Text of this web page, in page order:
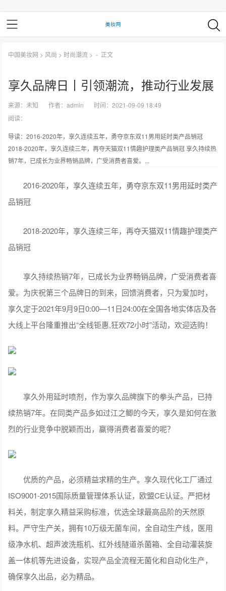
中国美妆网 > 风尚 > 时尚潮流 > - 正文
享久品牌日丨引领潮流，推动行业发展
来源：未知 作者：admin
时间：2021-09-09 18:49
阅读：
导读：2016-2020年，享久连续五年，勇夺京东双11男用延时类产品销冠
2018-2020年，享久连续三年，再夺天猫双11情趣护理类产品销冠 享久持续热
销7年，已成长为业界畅销品牌，广受消费者喜爱。...
2016-2020年，享久连续五年，勇夺京东双11男用延时类产
品销冠
2018-2020年，享久连续三年，再夺天猫双11情趣护理类产
品销冠
享久持续热销7年，已成长为业界畅销品牌，广受消费者喜
爱。为庆祝第三个品牌日的到来，回馈消费者，只为爱加时，
享久定于2021年9月9日0:00—11日24:00在全国各地实体店及各
大线上平台隆重推出“全线钜惠,狂欢72小时”活动，欢迎选购！
享久外用延时喷剂，作为享久品牌旗下的拳头产品，已持
续热销7年。在同类产品多如过江之鲫的今天，享久是如何在激
烈的行业竞争中脱颖而出，赢得消费者喜爱的呢？
优质的产品，必须精益求精的生产。享久现代化工厂通过
ISO9001-2015国际质量管理体系认证，欧盟CE认证。严把材
料关，制定享久精益采购标准，优选全球最高品阶的天然原
料。严守生产关，拥有10万级无菌车间，全自动生产线，医用
级净水机、超声波洗瓶机、红外线隧道杀菌箱、全自动灌装旋
盖一体机等先进设备，实现产品全流程无菌化和自动化生产，
确保享久出品，必为精品。